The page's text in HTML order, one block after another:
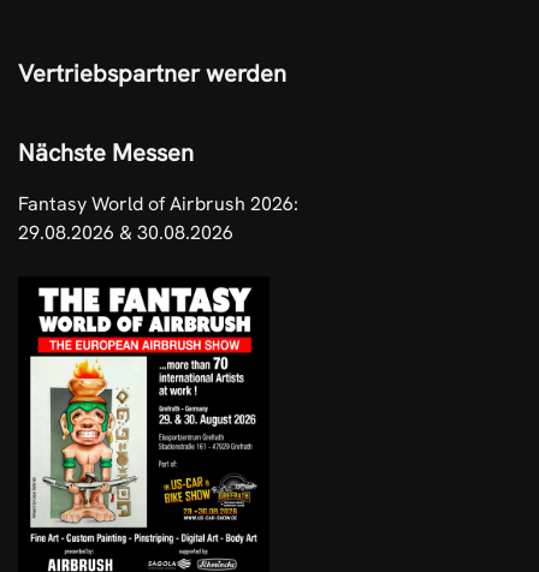
Vertriebspartner werden
Nächste Messen
Fantasy World of Airbrush 2026:
29.08.2026 & 30.08.2026